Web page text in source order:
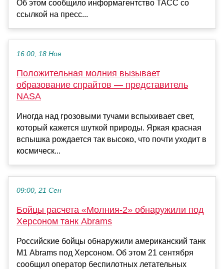
Об этом сообщило информагентство ТАСС со
ссылкой на пресс...
16:00, 18 Ноя
Положительная молния вызывает
образование спрайтов — представитель
NASA
Иногда над грозовыми тучами вспыхивает свет,
который кажется шуткой природы. Яркая красная
вспышка рождается так высоко, что почти уходит в
космическ...
09:00, 21 Сен
Бойцы расчета «Молния-2» обнаружили под
Херсоном танк Abrams
Российские бойцы обнаружили американский танк
М1 Abrams под Херсоном. Об этом 21 сентября
сообщил оператор беспилотных летательных